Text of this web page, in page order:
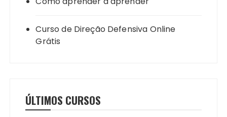
Curso de Direção Defensiva Online
Grátis
ÚLTIMOS CURSOS